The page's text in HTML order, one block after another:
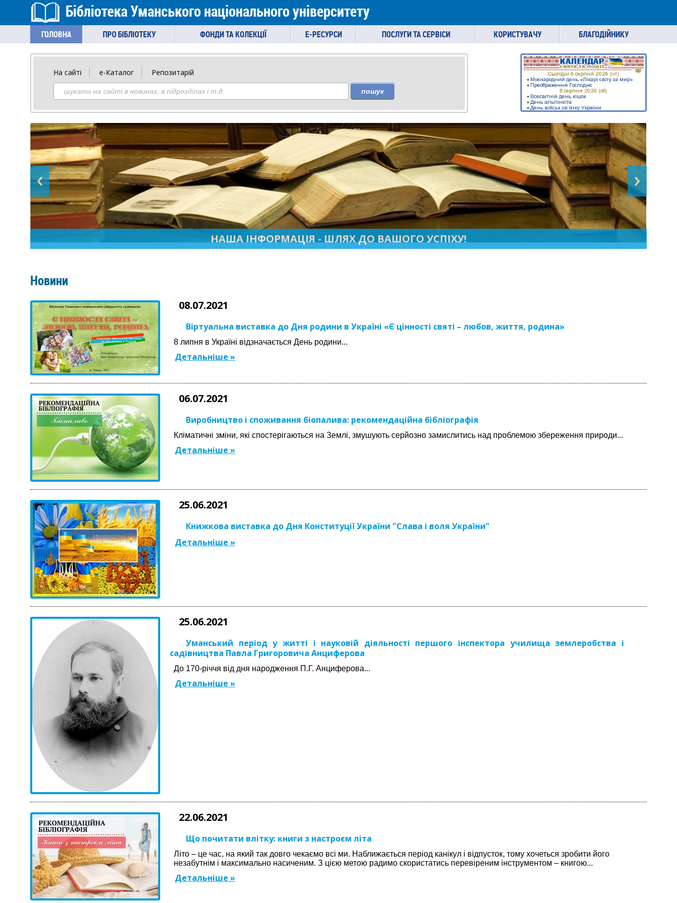
Бібліотека Уманського національного університету
ГОЛОВНА ПРО БІБЛІОТЕКУ ФОНДИ ТА КОЛЕКЦІЇ E-РЕСУРСИ ПОСЛУГИ ТА СЕРВІСИ КОРИСТУВАЧУ БЛАГОДІЙНИКУ
На сайті е-Каталог Репозитарій
пошук
НАША ІНФОРМАЦІЯ - ШЛЯХ ДО ВАШОГО УСПІХУ!
Новини
08.07.2021
Віртуальна виставка до Дня родини в Україні «Є цінності святі – любов, життя, родина»
8 липня в Україні відзначається День родини...
Детальніше »
06.07.2021
Виробництво і споживання біопалива: рекомендаційна бібліографія
Кліматичні зміни, які спостерігаються на Землі, змушують серйозно замислитись над проблемою збереження природи...
Детальніше »
25.06.2021
Книжкова виставка до Дня Конституції України "Слава і воля України"
Детальніше »
25.06.2021
Уманський період у житті і науковій діяльності першого інспектора училища землеробства і
садівництва Павла Григоровича Анциферова
До 170-річчя від дня народження П.Г. Анциферова...
Детальніше »
22.06.2021
Що почитати влітку: книги з настроєм літа
Літо – це час, на який так довго чекаємо всі ми. Наближається період канікул і відпусток, тому хочеться зробити його
незабутнім і максимально насиченим. З цією метою радимо скористатись перевіреним інструментом – книгою...
Детальніше »